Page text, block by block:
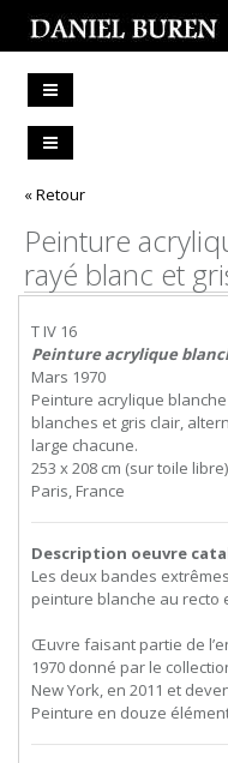
« Retour
Peinture
rayé blanc et
T IV 16
Peinture acrylique
Mars 1970
Peinture acrylique
blanches et gris clair,
large chacune.
253 x 208 cm (sur toile
Paris, France
Description oeuvre
Les deux bandes
peinture blanche au recto
Œuvre faisant partie de
1970 donné par le
New York, en 2011 et
Peinture en douze